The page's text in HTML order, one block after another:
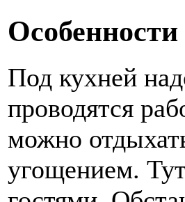
Под кухней
проводятся
можно
угощением.